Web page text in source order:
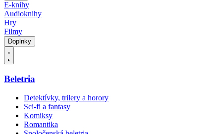
E-knihy
Audioknihy
Hry
Filmy
Doplnky
Beletria
Detektívky, trilery a horory
Sci-fi a fantasy
Komiksy
Romantika